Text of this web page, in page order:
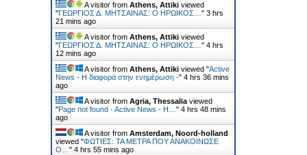
A visitor from Athens, Attiki viewed
"ΓΕΩΡΓΙΟΣ Δ. ΜΗΤΣΑΙΝΑΣ: Ο ΗΡΩΙΚΟΣ… " 3 hrs
21 mins ago
A visitor from Athens, Attiki viewed
"ΓΕΩΡΓΙΟΣ Δ. ΜΗΤΣΑΙΝΑΣ: Ο ΗΡΩΙΚΟΣ… " 4 hrs
12 mins ago
A visitor from Athens, Attiki viewed "Active
News - Η διαφορά στην ενημέρωση -" 4 hrs 36 mins
ago
A visitor from Agria, Thessalia viewed
"Page not found - Active News - Η… " 4 hrs 48 mins
ago
A visitor from Amsterdam, Noord-holland
viewed "ΦΩΤΙΕΣ: ΤΑ ΜΕΤΡΑ ΠΟΥ ΑΝΑΚΟΙΝΩΣΕ
Ο… " 4 hrs 55 mins ago